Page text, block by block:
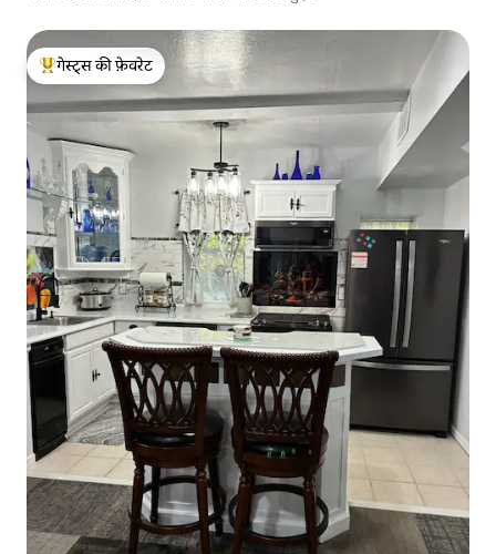
गेस्ट्स का टॉप फ़ेवरेट
गेस्ट्स की फ़ेवरेट